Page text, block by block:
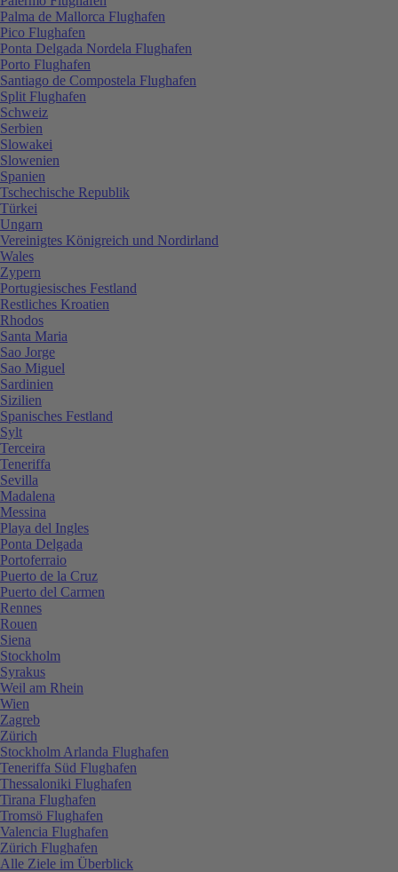
Palma de Mallorca Flughafen
Pico Flughafen
Ponta Delgada Nordela Flughafen
Porto Flughafen
Santiago de Compostela Flughafen
Split Flughafen
Schweiz
Serbien
Slowakei
Slowenien
Spanien
Tschechische Republik
Türkei
Ungarn
Vereinigtes Königreich und Nordirland
Wales
Zypern
Portugiesisches Festland
Restliches Kroatien
Rhodos
Santa Maria
Sao Jorge
Sao Miguel
Sardinien
Sizilien
Spanisches Festland
Sylt
Terceira
Teneriffa
Sevilla
Madalena
Messina
Playa del Ingles
Ponta Delgada
Portoferraio
Puerto de la Cruz
Puerto del Carmen
Rennes
Rouen
Siena
Stockholm
Syrakus
Weil am Rhein
Wien
Zagreb
Zürich
Stockholm Arlanda Flughafen
Teneriffa Süd Flughafen
Thessaloniki Flughafen
Tirana Flughafen
Tromsö Flughafen
Valencia Flughafen
Zürich Flughafen
Alle Ziele im Überblick